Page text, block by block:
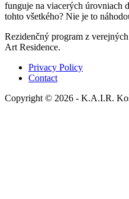
funguje na viacerých úrovniach
tohto všetkého? Nie je to
Rezidenčný program z
Art Residence.
Privacy Policy
Contact
Copyright © 2026 - K.A.I.R.